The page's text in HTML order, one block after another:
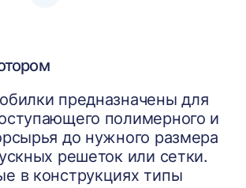
предназначены для
полимерного и
до нужного размера
решеток или сетки.
в конструкциях типы